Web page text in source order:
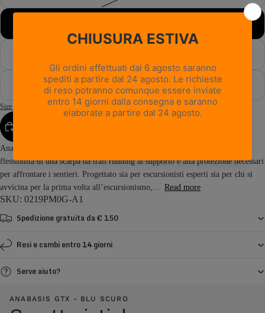
48
Size Guide
Anabasis GTX è uno scarpone da hiking leggero che unisce l’agilità e la
flessibilità di una scarpa da trail running al supporto e alla protezione necessari
per affrontare i sentieri. Progettato sia per escursionisti esperti sia per chi si
avvicina per la prima volta all’escursionismo,... Read more
SKU: 0219PM0G-A1
Spedizione gratuita da € 150
Resi e cambi entro 14 giorni
Serve aiuto?
ANABASIS GTX - BLU SCURO